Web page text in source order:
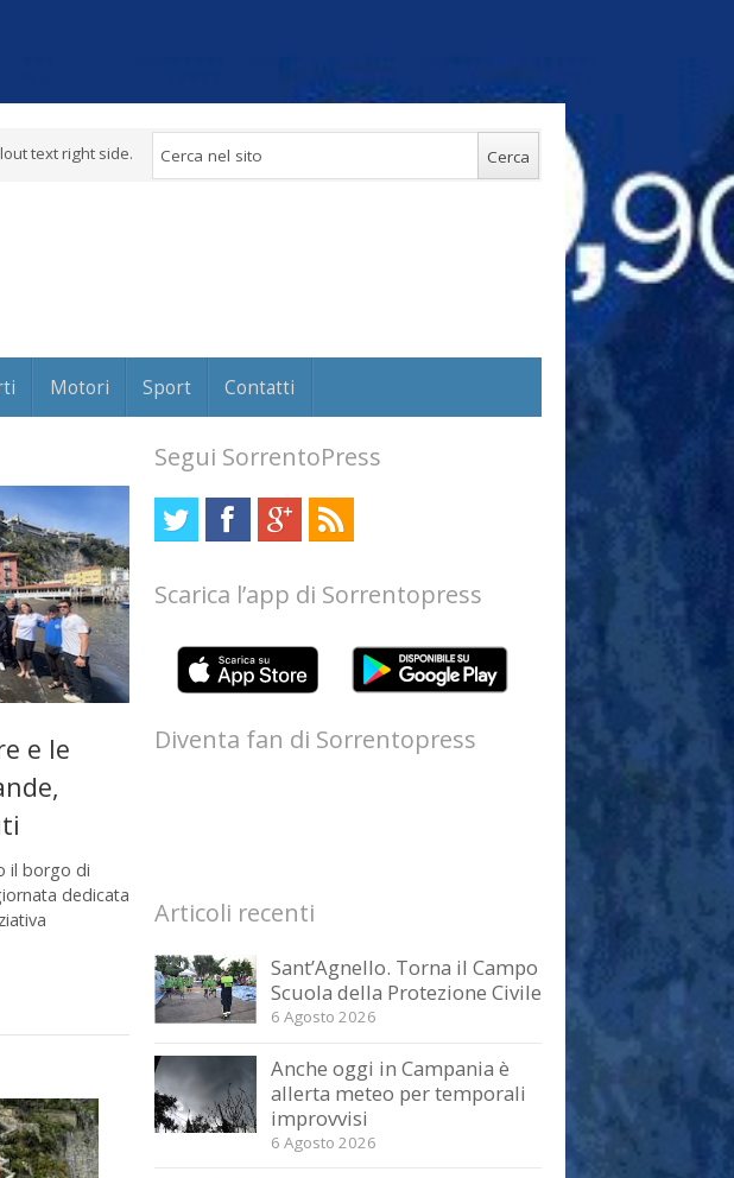
text right side.
Motori Sport Contatti
e le
il borgo di
dedicata
Segui SorrentoPress
Scarica l’app di Sorrentopress
Diventa fan di Sorrentopress
Articoli recenti
Sant’Agnello. Torna il Campo
Scuola della Protezione Civile
6 Agosto 2026
Anche oggi in Campania è
allerta meteo per temporali
improvvisi
6 Agosto 2026